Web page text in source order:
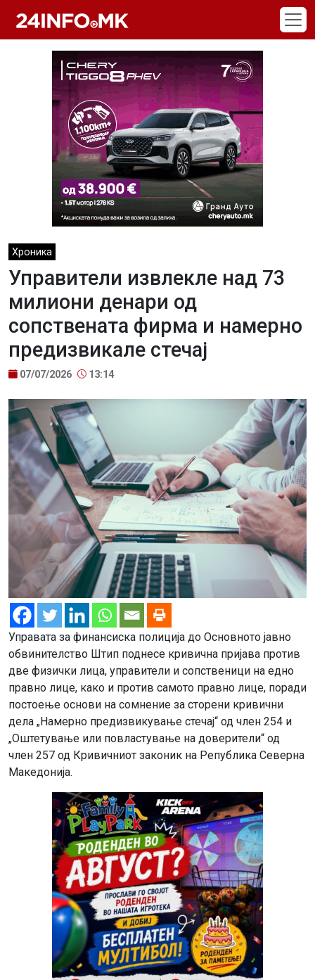
Хроника
Управители извлекле над 73
милиони денари од
сопствената фирма и намерно
предизвикале стечај
07/07/2026 13:14
Управата за финансиска полиција до Основното јавно
обвинителство Штип поднесе кривична пријава против
две физички лица, управители и сопственици на едно
правно лице, како и против самото правно лице, поради
постоење основи на сомнение за сторени кривични
дела „Намерно предизвикување стечај“ од член 254 и
„Оштетување или повластување на доверители“ од
член 257 од Кривичниот законик на Република Северна
Македонија.